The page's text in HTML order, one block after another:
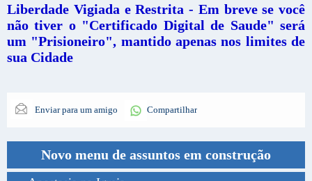
Liberdade Vigiada e Restrita - Em breve se você
não tiver o "Certificado Digital de Saude" será
um "Prisioneiro", mantido apenas nos limites de
sua Cidade
Enviar para um amigo Compartilhar
Novo menu de assuntos em construção